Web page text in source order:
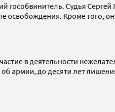
гособвинитель. Судья
освобождения. Кроме того,
в деятельности
армии, до десяти лет